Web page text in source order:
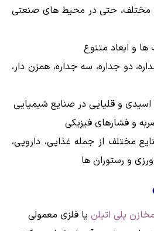
مختلف، حتی در محیط های صنعتی
و ابعاد متنوع
دو جداره، سه جداره، همزن دار،
و قلیایی در صنایع شیمیایی
و فشارهای فیزیکی
مختلف از جمله غذایی، دارویی،
و رستوران ها
مخازن پلی اتیلن یا فلزی معمولی